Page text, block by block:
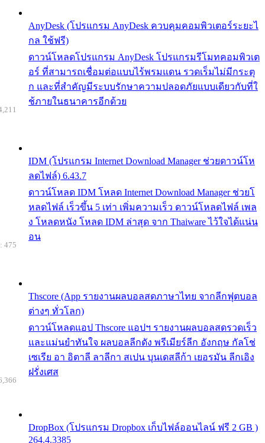
AnyDesk (โปรแกรม AnyDesk ควบคุมคอมพิวเตอร์ระยะไ
กล ใช้ฟรี)
ดาวน์โหลดโปรแกรม AnyDesk โปรแกรมรีโมทคอมพิวเต
อร์ ที่สามารถเชื่อมต่อแบบไร้พรมแดน รวดเร็มไม่มีกระตุ
ก และที่สำคัญมีระบบรักษาความปลอดภัยแบบเดียวกับที่ใ
ช้ภายในธนาคารอีกด้วย
IDM (โปรแกรม Internet Download Manager ช่วยดาวน์โห
ลดไฟล์) 6.43.7
ดาวน์โหลด IDM โหลด Internet Download Manager ช่วยโ
หลดไฟล์ เร็วขึ้น 5 เท่า เพิ่มความเร็ว ดาวน์โหลดไฟล์ เพล
ง โหลดหนัง โหลด IDM ล่าสุด จาก Thaiware ไว้ใจได้แน่น
อน
Thscore (App รายงานผลบอลสดภาษาไทย จากลีกฟุตบอล
ต่างๆ ทั่วโลก)
ดาวน์โหลดแอป Thscore แอปฯ รายงานผลบอลสดรวดเร็ว
และแม่นยำทันใจ ผลบอลลีกดัง พรีเมียร์ลีก อังกฤษ กัลโช่
เซเรีย อา อิตาลี ลาลีกา สเปน บุนเดสลีก้า เยอรมัน ลีกเอิง
ฝรั่งเศส
475
DropBox (โปรแกรม Dropbox เก็บไฟล์ออนไลน์ ฟรี 2 GB )
264.4.3385